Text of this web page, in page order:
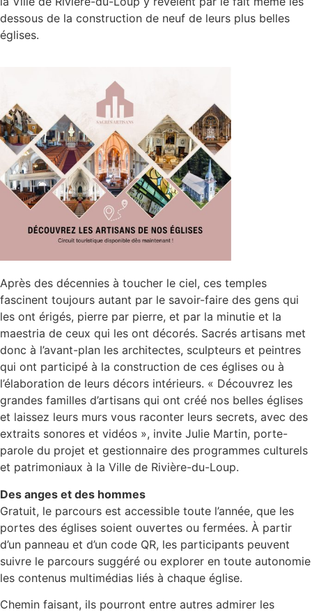
dessous de la construction de neuf de leurs plus belles
églises.
Après des décennies à toucher le ciel, ces temples
fascinent toujours autant par le savoir-faire des gens qui
les ont érigés, pierre par pierre, et par la minutie et la
maestria de ceux qui les ont décorés. Sacrés artisans met
donc à l’avant-plan les architectes, sculpteurs et peintres
qui ont participé à la construction de ces églises ou à
l’élaboration de leurs décors intérieurs. « Découvrez les
grandes familles d’artisans qui ont créé nos belles églises
et laissez leurs murs vous raconter leurs secrets, avec des
extraits sonores et vidéos », invite Julie Martin, porte-
parole du projet et gestionnaire des programmes culturels
et patrimoniaux à la Ville de Rivière-du-Loup.
Des anges et des hommes
Gratuit, le parcours est accessible toute l’année, que les
portes des églises soient ouvertes ou fermées. À partir
d’un panneau et d’un code QR, les participants peuvent
suivre le parcours suggéré ou explorer en toute autonomie
les contenus multimédias liés à chaque église.
Chemin faisant, ils pourront entre autres admirer les